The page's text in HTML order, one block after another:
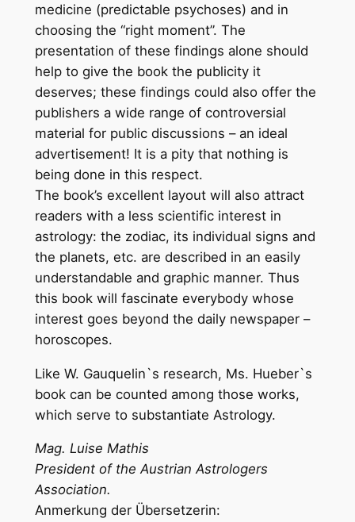
medicine (predictable psychoses) and in
choosing the “right moment”. The
presentation of these findings alone should
help to give the book the publicity it
deserves; these findings could also offer the
publishers a wide range of controversial
material for public discussions – an ideal
advertisement! It is a pity that nothing is
being done in this respect.
The book’s excellent layout will also attract
readers with a less scientific interest in
astrology: the zodiac, its individual signs and
the planets, etc. are described in an easily
understandable and graphic manner. Thus
this book will fascinate everybody whose
interest goes beyond the daily newspaper –
horoscopes.
Like W. Gauquelin`s research, Ms. Hueber`s
book can be counted among those works,
which serve to substantiate Astrology.
Mag. Luise Mathis
President of the Austrian Astrologers
Association.
Anmerkung der Übersetzerin: